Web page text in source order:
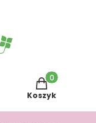
Produkty w
Koszyk